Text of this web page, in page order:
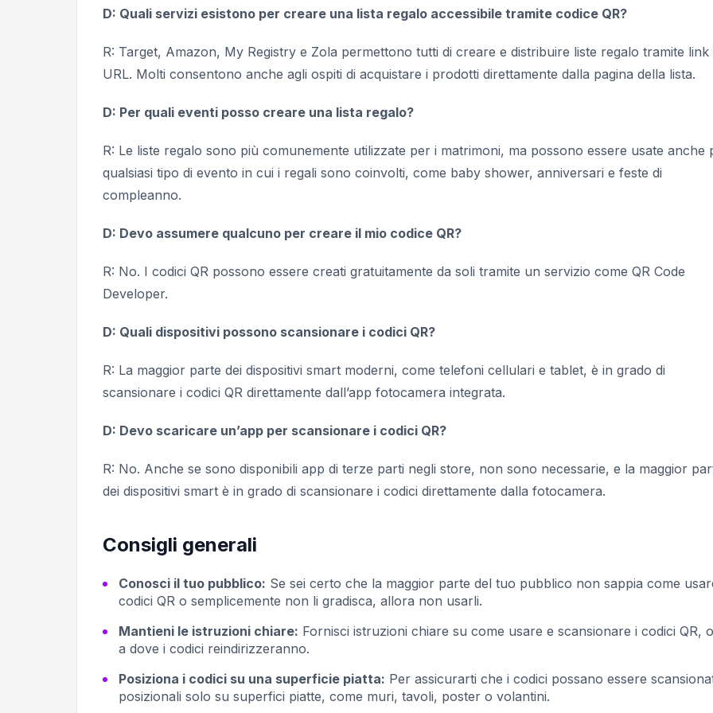
D: Quali servizi esistono per creare una lista regalo accessibile tramite codice QR?
R: Target, Amazon, My Registry e Zola permettono tutti di creare e distribuire liste regalo tramite link
URL. Molti consentono anche agli ospiti di acquistare i prodotti direttamente dalla pagina della lista.
D: Per quali eventi posso creare una lista regalo?
R: Le liste regalo sono più comunemente utilizzate per i matrimoni, ma possono essere usate anche
qualsiasi tipo di evento in cui i regali sono coinvolti, come baby shower, anniversari e feste di
compleanno.
D: Devo assumere qualcuno per creare il mio codice QR?
R: No. I codici QR possono essere creati gratuitamente da soli tramite un servizio come QR Code
Developer.
D: Quali dispositivi possono scansionare i codici QR?
R: La maggior parte dei dispositivi smart moderni, come telefoni cellulari e tablet, è in grado di
scansionare i codici QR direttamente dall’app fotocamera integrata.
D: Devo scaricare un’app per scansionare i codici QR?
R: No. Anche se sono disponibili app di terze parti negli store, non sono necessarie, e la maggior
dei dispositivi smart è in grado di scansionare i codici direttamente dalla fotocamera.
Consigli generali
Conosci il tuo pubblico: Se sei certo che la maggior parte del tuo pubblico non sappia come
codici QR o semplicemente non li gradisca, allora non usarli.
Mantieni le istruzioni chiare: Fornisci istruzioni chiare su come usare e scansionare i codici QR,
a dove i codici reindirizzeranno.
Posiziona i codici su una superficie piatta: Per assicurarti che i codici possano essere
posizionali solo su superfici piatte, come muri, tavoli, poster o volantini.